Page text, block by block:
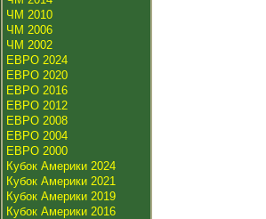
ЧМ 2010
ЧМ 2006
ЧМ 2002
ЕВРО 2024
ЕВРО 2020
ЕВРО 2016
ЕВРО 2012
ЕВРО 2008
ЕВРО 2004
ЕВРО 2000
Кубок Америки 2024
Кубок Америки 2021
Кубок Америки 2019
Кубок Америки 2016